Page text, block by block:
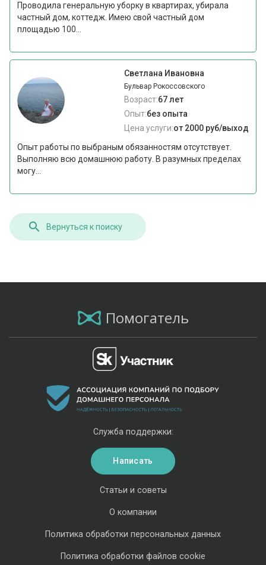
Проводила генеральную уборку в квартирах, убирала
частный дом, коттедж. Имею свой частный дом
площадью 100...
Светлана Ивановна
Бульвар Рокоссовского
Возраст:67 лет
Опыт:без опыта
Цена услуги:от 2000 руб/выход
Опыт работы по выбраным обязанностям отсутствует.
Выполняю всю домашнюю работу. В разумных пределах
могу...
Вернуться к поиску
Помогатель
Статьи и советы
О компании
Политика обработки персональных данных
Политика обработки файлов cookie
Служба поддержки:
Написать